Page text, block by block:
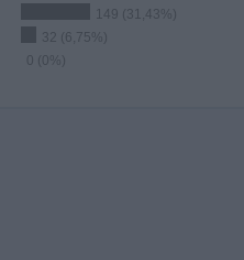
149 (31,43%)
32 (6,75%)
0 (0%)